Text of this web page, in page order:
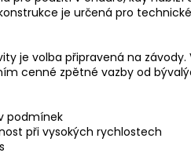
je určená pro
je volba připravená na
cenné zpětné vazby od
podmínek
při vysokých rychlostech